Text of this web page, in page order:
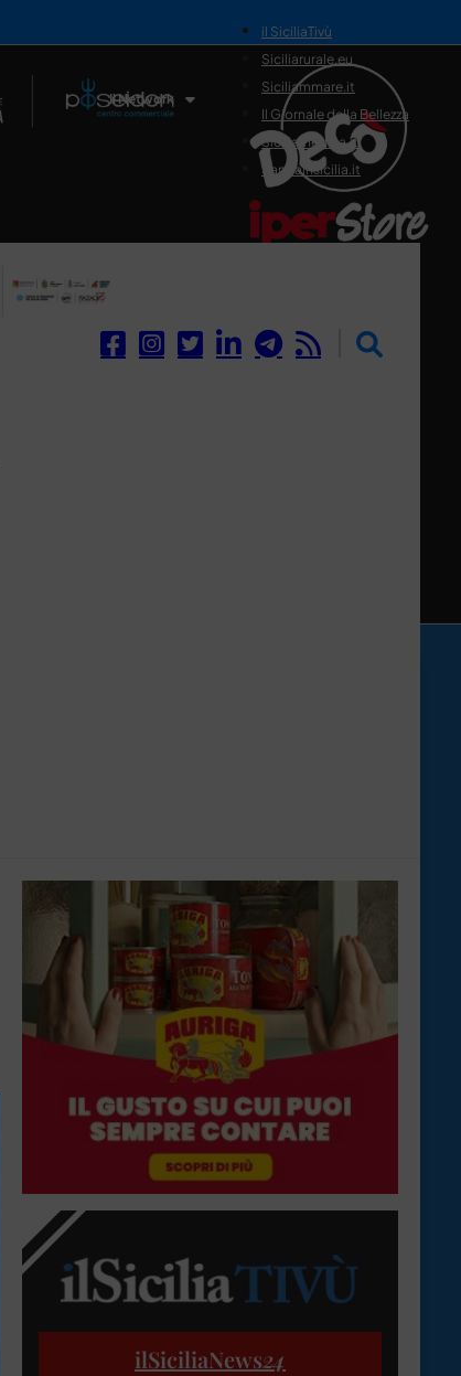
Il Network
il SiciliaTivù
Siciliarurale.eu
Siciliammare.it
Il Giornale della Bellezza
Siciliamedica.it
Sanitainsicilia.it
ilSiciliaNews24